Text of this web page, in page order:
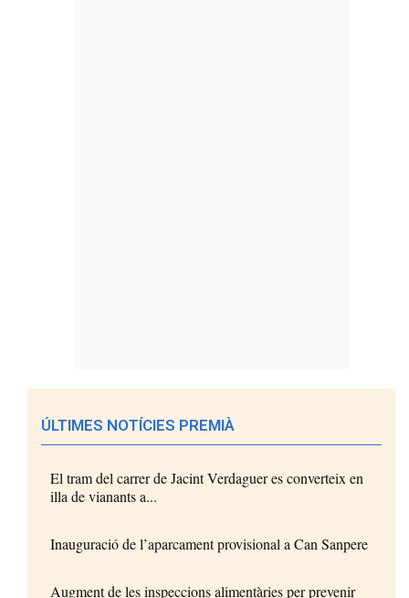
ÚLTIMES NOTÍCIES PREMIÀ
El tram del carrer de Jacint Verdaguer es converteix en
illa de vianants a...
Inauguració de l’aparcament provisional a Can Sanpere
Augment de les inspeccions alimentàries per prevenir